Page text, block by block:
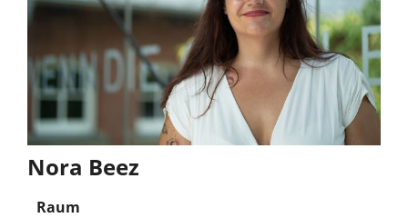
Nora Beez
Raum